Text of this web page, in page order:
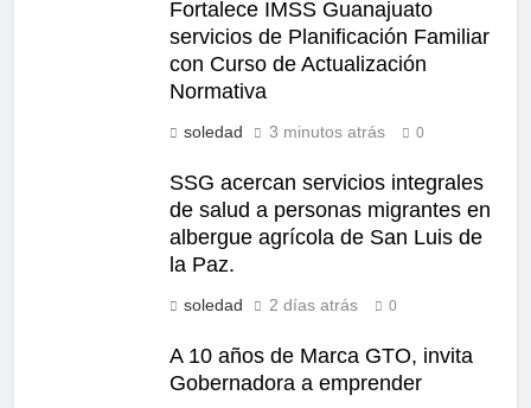
Fortalece IMSS Guanajuato
servicios de Planificación Familiar
con Curso de Actualización
Normativa
soledad 3 minutos atrás 0
SSG acercan servicios integrales
de salud a personas migrantes en
albergue agrícola de San Luis de
la Paz.
soledad 2 días atrás 0
A 10 años de Marca GTO, invita
Gobernadora a emprender